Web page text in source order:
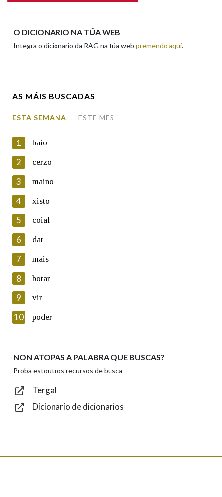
Pertence a
LIMPAR BUSCA
En cumprimento da normativa vixente en materia de
Protección de Datos de Carácter Persoal, a Real Academia
Galega informa a aqueles usuarios que faciliten o seu correo
electrónico, así como calquera outra información de carácter
persoal, que estes datos serán obxecto de tratamento
automatizado de carácter confidencial e incorporados aos seus
ficheiros informáticos. Así mesmo, os usuarios poderán exercer o
seu dereito de acceso, rectificación, oposición e cancelación dos
seus datos poñéndose en contacto connosco.
Lin e acepto as condicións da política de
Introduce o código que aparece na imaxe:
Texto de verificación
O DICIONARIO NA TÚA WEB
Integra o dicionario da RAG na túa web premendo aquí.
AS MÁIS BUSCADAS
ESTA SEMANA ESTE MES
1 baio
2 cerzo
3 maino
4 xisto
5 coial
6 dar
7 mais
8 botar
9 vir
10 poder
NON ATOPAS A PALABRA QUE BUSCAS?
Proba estoutros recursos de busca
Tergal
Dicionario de dicionarios